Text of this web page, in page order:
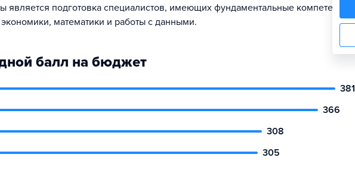
является подготовка специалистов, имеющих фундаментальные компетенции
экономики, математики и работы с данными.
балл на бюджет
381
366
308
305